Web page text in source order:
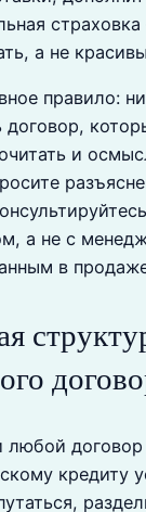
а не
правило:
договор,
и
а не с
в
любой договор
кредиту